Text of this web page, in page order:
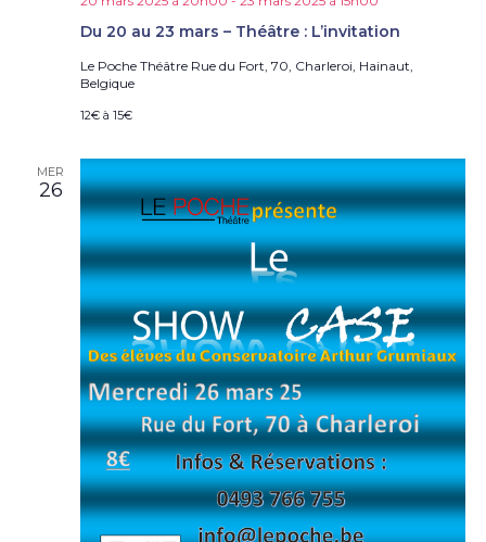
Du 20 au 23 mars – Théâtre : L’invitation
Le Poche Théâtre Rue du Fort, 70, Charleroi, Hainaut,
Belgique
12€ à 15€
MER
26